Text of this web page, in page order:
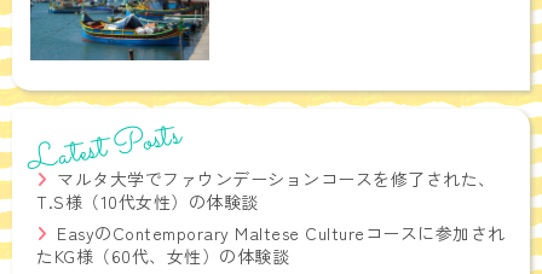
Latest Posts
マルタ大学でファウンデーションコースを修了された、
T.S様（10代女性）の体験談
EasyのContemporary Maltese Cultureコースに参加され
たKG様（60代、女性）の体験談